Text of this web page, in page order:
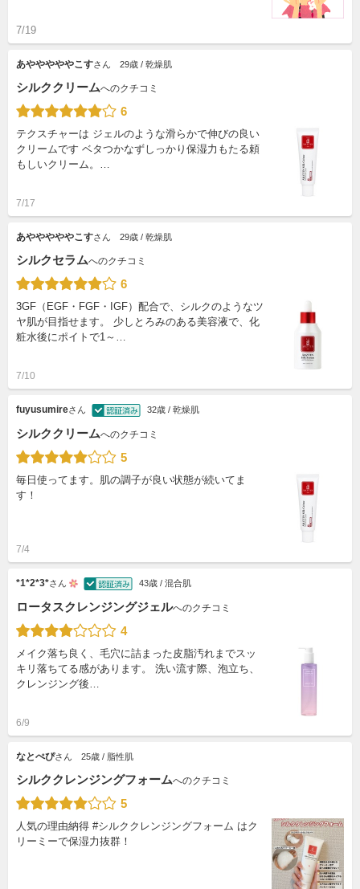
7/19
あやややややこすさん 29歳 / 乾燥肌
シルククリームへのクチコミ
6
テクスチャーは ジェルのような滑らかで伸びの良い
クリームです ベタつかなずしっかり保湿力もたる頼
もしいクリーム。…
7/17
あやややややこすさん 29歳 / 乾燥肌
シルクセラムへのクチコミ
6
3GF（EGF・FGF・IGF）配合で、シルクのようなツ
ヤ肌が目指せます。 少しとろみのある美容液で、化
粧水後にポイトで1～…
7/10
fuyusumireさん 32歳 / 乾燥肌
シルククリームへのクチコミ
5
毎日使ってます。肌の調子が良い状態が続いてま
す！
7/4
*1*2*3*さん 43歳 / 混合肌
ロータスクレンジングジェルへのクチコミ
4
メイク落ち良く、毛穴に詰まった皮脂汚れまでスッ
キリ落ちてる感があります。 洗い流す際、泡立ち、
クレンジング後…
6/9
なとぺぴさん 25歳 / 脂性肌
シルククレンジングフォームへのクチコミ
5
人気の理由納得 #シルククレンジングフォーム はク
リーミーで保湿力抜群！